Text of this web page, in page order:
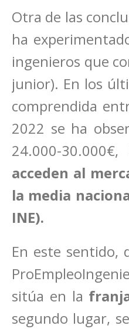
Otra de las
ha
ingenieros que
junior). En los
comprendida
2022 se ha
24.000-
acceden al
la media
INE).
En este sentido,
sitúa en la
segundo lugar,